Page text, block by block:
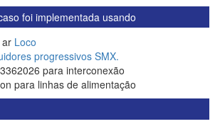
foi implementada usando
Loco
progressivos SMX.
para interconexão
para linhas de alimentação